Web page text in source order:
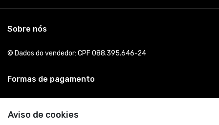
Aviso de cookies
Sobre nós
© Dados do vendedor: CPF 088.395.646-24
Formas de pagamento